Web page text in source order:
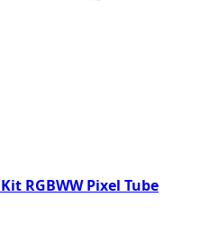
RGBWW Pixel Tube